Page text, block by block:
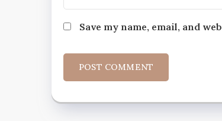
Save my name, email, and